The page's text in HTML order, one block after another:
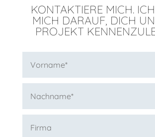
KONTAKTIERE MICH.
MICH DARAUF, DICH
PROJEKT